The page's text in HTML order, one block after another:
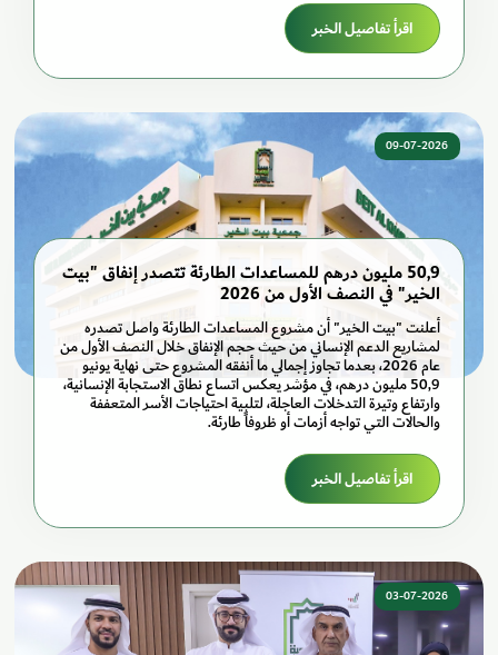
اقرأ تفاصيل الخبر
09-07-2026
50,9 مليون درهم للمساعدات الطارئة تتصدر إنفاق "بيت
الخير" في النصف الأول من 2026
أعلنت "بيت الخير" أن مشروع المساعدات الطارئة واصل تصدره
لمشاريع الدعم الإنساني من حيث حجم الإنفاق خلال النصف الأول من
عام 2026، بعدما تجاوز إجمالي ما أنفقه المشروع حتى نهاية يونيو
50,9 مليون درهم، في مؤشر يعكس اتساع نطاق الاستجابة الإنسانية،
وارتفاع وتيرة التدخلات العاجلة، لتلبية احتياجات الأسر المتعففة
والحالات التي تواجه أزمات أو ظروفاً طارئة.
اقرأ تفاصيل الخبر
03-07-2026